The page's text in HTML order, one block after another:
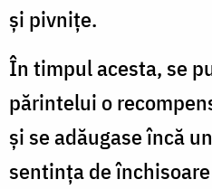
și pivnițe.
În timpul acesta, se
părintelui o
și se adăugase încă
sentința de